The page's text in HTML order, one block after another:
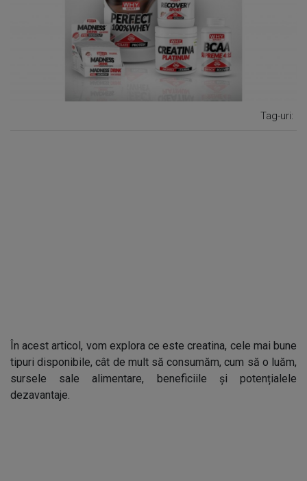
Tag-uri:
În acest articol, vom explora ce este creatina, cele mai bune
tipuri disponibile, cât de mult să consumăm, cum să o luăm,
sursele sale alimentare, beneficiile și potențialele
dezavantaje.